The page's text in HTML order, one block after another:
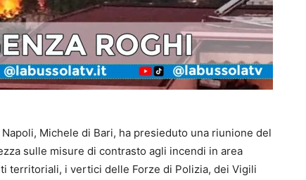
Michele di Bari, ha presieduto una riunione del
sulle misure di contrasto agli incendi in area
territoriali, i vertici delle Forze di Polizia, dei Vigili